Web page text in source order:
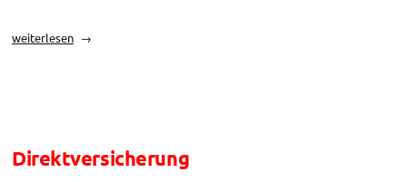
„Freiwillige
weiterlesen
Direktversicherung